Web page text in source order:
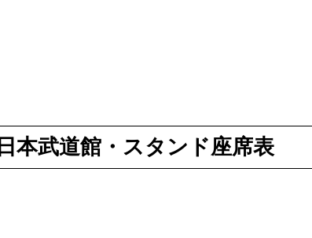
日本武道館・スタンド座席表